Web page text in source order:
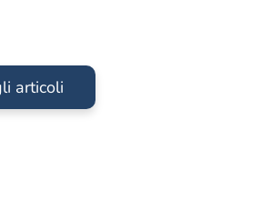
articoli